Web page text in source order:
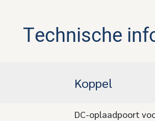
Technische
Koppel
DC-oplaadpoort